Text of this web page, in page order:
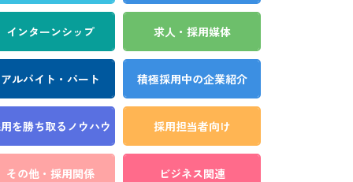
インターンシップ 求人・採用媒体
アルバイト・パート 積極採用中の企業紹介
を勝ち取る ノウハウ 採用担当者向け
その他・採用関係 ビジネス関連